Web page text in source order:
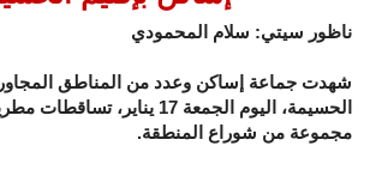
ناظور سيتي: سلام المحمودي
شهدت جماعة إساكن وعدد من المناطق المجاورة
الحسيمة، اليوم الجمعة 17 يناير،
مجموعة من شوراع المنطقة.